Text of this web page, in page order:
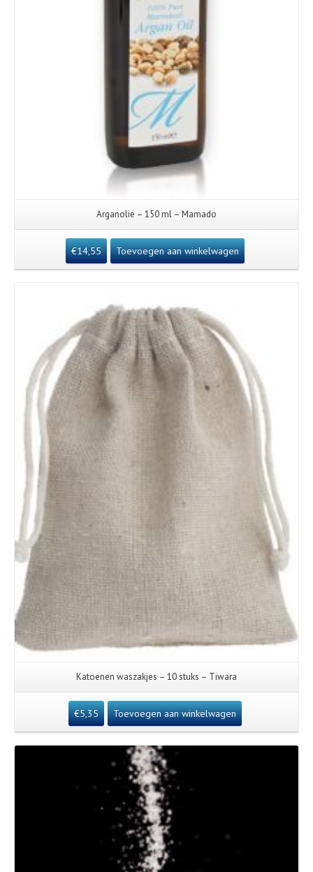
Arganolie – 150 ml – Mamado
€14,55 Toevoegen aan winkelwagen
Katoenen waszakjes – 10 stuks – Tiwara
€5,35 Toevoegen aan winkelwagen
Details